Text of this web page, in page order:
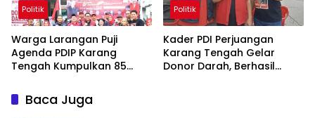
Politik
Warga Larangan Puji
Agenda PDIP Karang
Tengah Kumpulkan 85
Politik
Kader PDI Perjuangan
Karang Tengah Gelar
Donor Darah, Berhasil
Baca Juga